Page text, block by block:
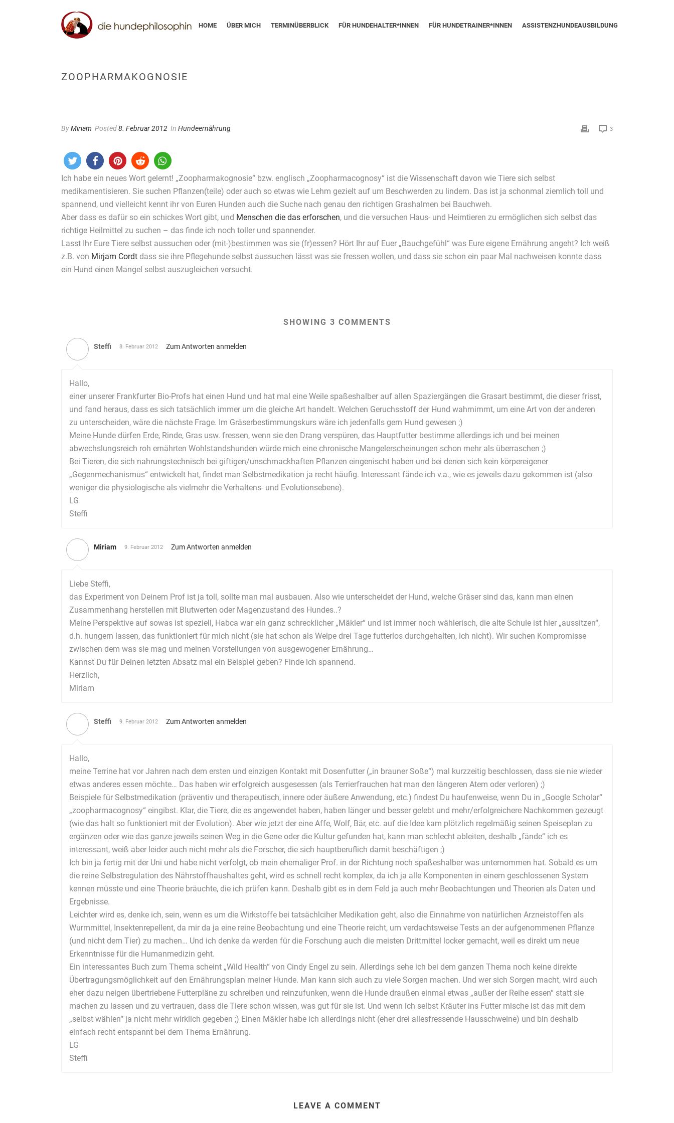
HOME ÜBER MICH TERMINÜBERBLICK FÜR HUNDEHALTER*INNEN FÜR HUNDETRAINER*INNEN ASSISTENZHUNDEAUSBILDUNG
ZOOPHARMAKOGNOSIE
ByMiriam Posted8. Februar 2012 In Hundeernährung 3
Ich habe ein neues Wort gelernt! „Zoopharmakognosie“ bzw. englisch „Zoopharmacognosy“ ist die Wissenschaft davon wie Tiere sich selbst
medikamentisieren. Sie suchen Pflanzen(teile) oder auch so etwas wie Lehm gezielt auf um Beschwerden zu lindern. Das ist ja schonmal ziemlich toll und
spannend, und vielleicht kennt ihr von Euren Hunden auch die Suche nach genau den richtigen Grashalmen bei Bauchweh.
Aber dass es dafür so ein schickes Wort gibt, und Menschen die das erforschen, und die versuchen Haus- und Heimtieren zu ermöglichen sich selbst das
richtige Heilmittel zu suchen – das finde ich noch toller und spannender.
Lasst Ihr Eure Tiere selbst aussuchen oder (mit-)bestimmen was sie (fr)essen? Hört Ihr auf Euer „Bauchgefühl“ was Eure eigene Ernährung angeht? Ich weiß
z.B. von Mirjam Cordt dass sie ihre Pflegehunde selbst aussuchen lässt was sie fressen wollen, und dass sie schon ein paar Mal nachweisen konnte dass
ein Hund einen Mangel selbst auszugleichen versucht.
SHOWING 3 COMMENTS
Steffi 8. Februar 2012 Zum Antworten anmelden
Hallo,
einer unserer Frankfurter Bio-Profs hat einen Hund und hat mal eine Weile spaßeshalber auf allen Spaziergängen die Grasart bestimmt, die dieser frisst,
und fand heraus, dass es sich tatsächlich immer um die gleiche Art handelt. Welchen Geruchsstoff der Hund wahrnimmt, um eine Art von der anderen
zu unterscheiden, wäre die nächste Frage. Im Gräserbestimmungskurs wäre ich jedenfalls gern Hund gewesen ;)
Meine Hunde dürfen Erde, Rinde, Gras usw. fressen, wenn sie den Drang verspüren, das Hauptfutter bestimme allerdings ich und bei meinen
abwechslungsreich roh ernährten Wohlstandshunden würde mich eine chronische Mangelerscheinungen schon mehr als überraschen ;)
Bei Tieren, die sich nahrungstechnisch bei giftigen/unschmackhaften Pflanzen eingenischt haben und bei denen sich kein körpereigener
„Gegenmechanismus“ entwickelt hat, findet man Selbstmedikation ja recht häufig. Interessant fände ich v.a., wie es jeweils dazu gekommen ist (also
weniger die physiologische als vielmehr die Verhaltens- und Evolutionsebene).
LG
Steffi
Miriam 9. Februar 2012 Zum Antworten anmelden
Liebe Steffi,
das Experiment von Deinem Prof ist ja toll, sollte man mal ausbauen. Also wie unterscheidet der Hund, welche Gräser sind das, kann man einen
Zusammenhang herstellen mit Blutwerten oder Magenzustand des Hundes..?
Meine Perspektive auf sowas ist speziell, Habca war ein ganz schrecklicher „Mäkler“ und ist immer noch wählerisch, die alte Schule ist hier „aussitzen“,
d.h. hungern lassen, das funktioniert für mich nicht (sie hat schon als Welpe drei Tage futterlos durchgehalten, ich nicht). Wir suchen Kompromisse
zwischen dem was sie mag und meinen Vorstellungen von ausgewogener Ernährung…
Kannst Du für Deinen letzten Absatz mal ein Beispiel geben? Finde ich spannend.
Herzlich,
Miriam
Steffi 9. Februar 2012 Zum Antworten anmelden
Hallo,
meine Terrine hat vor Jahren nach dem ersten und einzigen Kontakt mit Dosenfutter („in brauner Soße“) mal kurzzeitig beschlossen, dass sie nie wieder
etwas anderes essen möchte… Das haben wir erfolgreich ausgesessen (als Terrierfrauchen hat man den längeren Atem oder verloren) ;)
Beispiele für Selbstmedikation (präventiv und therapeutisch, innere oder äußere Anwendung, etc.) findest Du haufenweise, wenn Du in „Google Scholar“
„zoopharmacognosy“ eingibst. Klar, die Tiere, die es angewendet haben, haben länger und besser gelebt und mehr/erfolgreichere Nachkommen gezeugt
(wie das halt so funktioniert mit der Evolution). Aber wie jetzt der eine Affe, Wolf, Bär, etc. auf die Idee kam plötzlich regelmäßig seinen Speiseplan zu
ergänzen oder wie das ganze jeweils seinen Weg in die Gene oder die Kultur gefunden hat, kann man schlecht ableiten, deshalb „fände“ ich es
interessant, weiß aber leider auch nicht mehr als die Forscher, die sich hauptberuflich damit beschäftigen ;)
Ich bin ja fertig mit der Uni und habe nicht verfolgt, ob mein ehemaliger Prof. in der Richtung noch spaßeshalber was unternommen hat. Sobald es um
die reine Selbstregulation des Nährstoffhaushaltes geht, wird es schnell recht komplex, da ich ja alle Komponenten in einem geschlossenen System
kennen müsste und eine Theorie bräuchte, die ich prüfen kann. Deshalb gibt es in dem Feld ja auch mehr Beobachtungen und Theorien als Daten und
Ergebnisse.
Leichter wird es, denke ich, sein, wenn es um die Wirkstoffe bei tatsächlciher Medikation geht, also die Einnahme von natürlichen Arzneistoffen als
Wurmmittel, Insektenrepellent, da mir da ja eine reine Beobachtung und eine Theorie reicht, um verdachtsweise Tests an der aufgenommenen Pflanze
(und nicht dem Tier) zu machen… Und ich denke da werden für die Forschung auch die meisten Drittmittel locker gemacht, weil es direkt um neue
Erkenntnisse für die Humanmedizin geht.
Ein interessantes Buch zum Thema scheint „Wild Health“ von Cindy Engel zu sein. Allerdings sehe ich bei dem ganzen Thema noch keine direkte
Übertragungsmöglichkeit auf den Ernährungsplan meiner Hunde. Man kann sich auch zu viele Sorgen machen. Und wer sich Sorgen macht, wird auch
eher dazu neigen übertriebene Futterpläne zu schreiben und reinzufunken, wenn die Hunde draußen einmal etwas „außer der Reihe essen“ statt sie
machen zu lassen und zu vertrauen, dass die Tiere schon wissen, was gut für sie ist. Und wenn ich selbst Kräuter ins Futter mische ist das mit dem
„selbst wählen“ ja nicht mehr wirklich gegeben ;) Einen Mäkler habe ich allerdings nicht (eher drei allesfressende Hausschweine) und bin deshalb
einfach recht entspannt bei dem Thema Ernährung.
LG
Steffi
LEAVE A COMMENT